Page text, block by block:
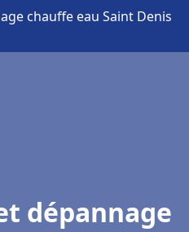
chauffe eau Saint Denis
dépannage